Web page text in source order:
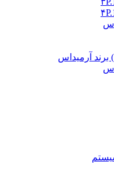
برند آرمیداس